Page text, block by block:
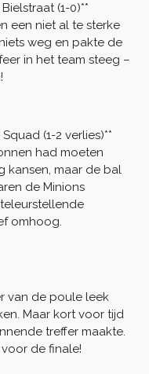
(1-0)**
een niet al te sterke
weg en pakte de
in het team steeg –
(1-2 verlies)**
had moeten
kansen, maar de bal
de Minions
omhoog.
van de poule leek
Maar kort voor tijd
treffer maakte.
de finale!